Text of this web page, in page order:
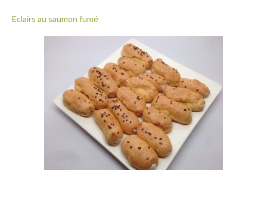
Eclairs au saumon fumé